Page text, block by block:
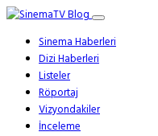
Sinema Haberleri
Dizi Haberleri
Listeler
Röportaj
Vizyondakiler
İnceleme